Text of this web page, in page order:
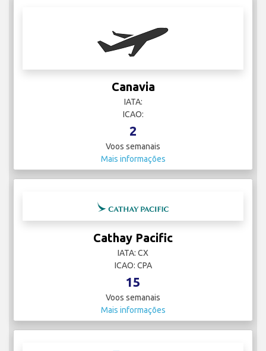
Canavia
IATA:
ICAO:
2
Voos semanais
Mais informações
Cathay Pacific
IATA: CX
ICAO: CPA
15
Voos semanais
Mais informações